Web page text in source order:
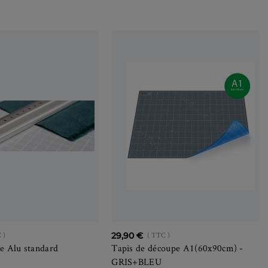
)
Alu standard
29,90 € ( TTC )
Tapis de découpe A1(60x90cm) -
GRIS+BLEU